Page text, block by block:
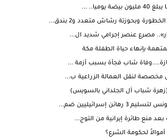
يوميا.. ...
وبحوزتة رشاش متعدد و2 بندق...
مصرع عنصر إجرامي شديد ال...
بإنهاء حياة الطفلة مكة
شاب فجأة بسبب أزمة ...
مخصصة لنقل العمالة الزراعية ب...
شباب آل الجلداني بالسويس)
إسرائيليين ضم...
منع طائرة إيرانية من التوج...
لحكومة الشرع؟